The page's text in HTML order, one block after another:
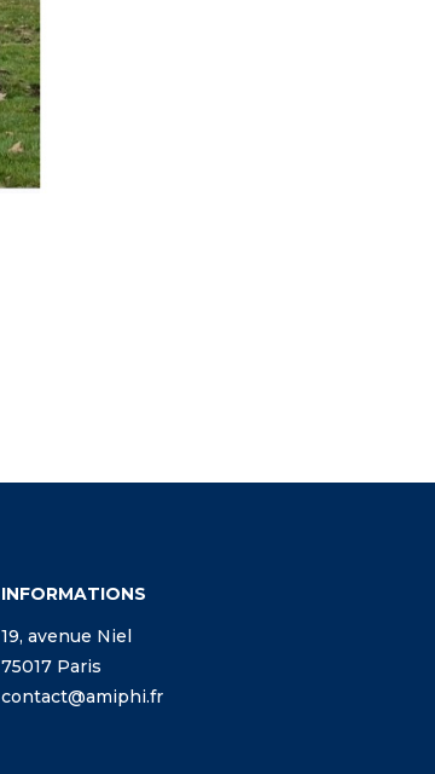
INFORMATIONS
19, avenue Niel
75017 Paris
contact@amiphi.fr